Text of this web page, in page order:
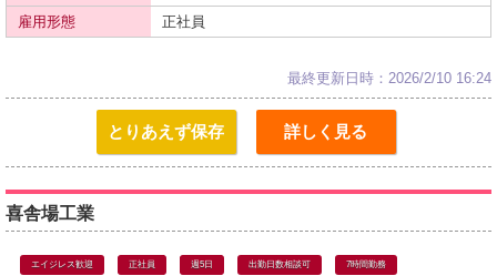
雇用形態
正社員
最終更新日時：2026/2/10 16:24
とりあえず保存 詳しく見る
喜舎場工業
エイジレス歓迎 正社員 週5日 出勤日数相談可 7時間勤務